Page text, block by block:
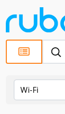
Каталог
Wi-Fi